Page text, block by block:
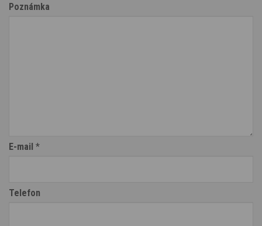
Poznámka
E-mail *
Telefon